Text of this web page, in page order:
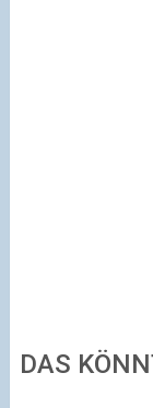
DAS